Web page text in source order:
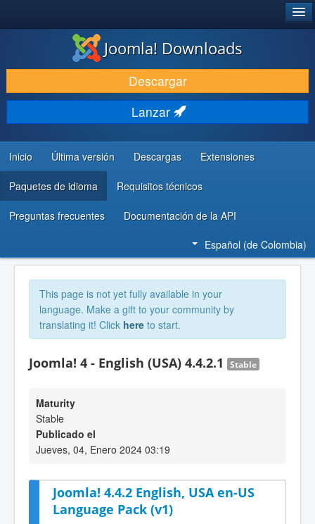
DESCARGAR
DESCUBRE Y APRENDE
COMUNIDAD Y AYUDA
RECURSOS PARA DESARROLLADORES
Joomla! Downloads
Descargar
Lanzar
Inicio Última versión Descargas Extensiones
Paquetes de idioma Requisitos técnicos
Preguntas frecuentes Documentación de la API
Español (de Colombia)
This page is not yet fully available in your
language. Make a gift to your community by
translating it! Click here to start.
Joomla! 4 - English (USA) 4.4.2.1 Stable
Maturity
Stable
Publicado el
Jueves, 04, Enero 2024 03:19
Joomla! 4.4.2 English, USA en-US
Language Pack (v1)